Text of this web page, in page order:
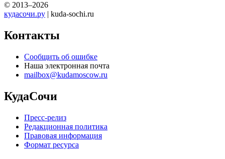
© 2013–2026
кудасочи.ру | kuda-sochi.ru
Контакты
Сообщить об ошибке
Наша электронная почта
mailbox@kudamoscow.ru
КудаСочи
Пресс-релиз
Редакционная политика
Правовая информация
Формат ресурса